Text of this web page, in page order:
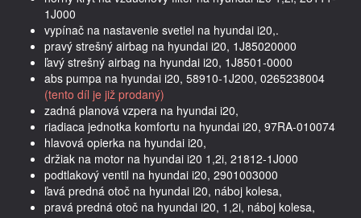
1J000
vypínač na nastavenie svetiel na hyundai i20,.
pravý strešný airbag na hyundai i20, 1J85020000
ľavý strešný airbag na hyundai i20, 1J8501-0000
abs pumpa na hyundai i20, 58910-1J200, 0265238004
(tento díl je již prodaný)
zadná planová vzpera na hyundai i20,
riadiaca jednotka komfortu na hyundai i20, 97RA-010074
hlavová opierka na hyundai i20,
držiak na motor na hyundai i20 1,2i, 21812-1J000
podtlakový ventil na hyundai i20, 2901003000
ľavá predná otoč na hyundai i20, náboj kolesa,
pravá predná otoč na hyundai i20, 1,2i, náboj kolesa,